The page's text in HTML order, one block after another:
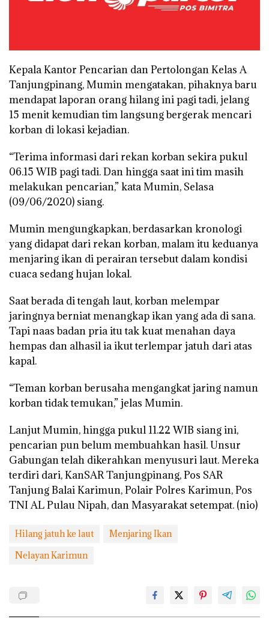
Kepala Kantor Pencarian dan Pertolongan Kelas A
Tanjungpinang, Mumin mengatakan, pihaknya baru
mendapat laporan orang hilang ini pagi tadi, jelang
15 menit kemudian tim langsung bergerak mencari
korban di lokasi kejadian.
“Terima informasi dari rekan korban sekira pukul
06.15 WIB pagi tadi. Dan hingga saat ini tim masih
melakukan pencarian,” kata Mumin, Selasa
(09/06/2020) siang.
Mumin mengungkapkan, berdasarkan kronologi
yang didapat dari rekan korban, malam itu keduanya
menjaring ikan di perairan tersebut dalam kondisi
cuaca sedang hujan lokal.
Saat berada di tengah laut, korban melempar
jaringnya berniat menangkap ikan yang ada di sana.
Tapi naas badan pria itu tak kuat menahan daya
hempas dan alhasil ia ikut terlempar jatuh dari atas
kapal.
“Teman korban berusaha mengangkat jaring namun
korban tidak temukan,” jelas Mumin.
Lanjut Mumin, hingga pukul 11.22 WIB siang ini,
pencarian pun belum membuahkan hasil. Unsur
Gabungan telah dikerahkan menyusuri laut. Mereka
terdiri dari, KanSAR Tanjungpinang, Pos SAR
Tanjung Balai Karimun, Polair Polres Karimun, Pos
TNI AL Pulau Nipah, dan Masyarakat setempat. (nio)
Hilang jatuh ke laut
Menjaring Ikan
Nelayan Karimun